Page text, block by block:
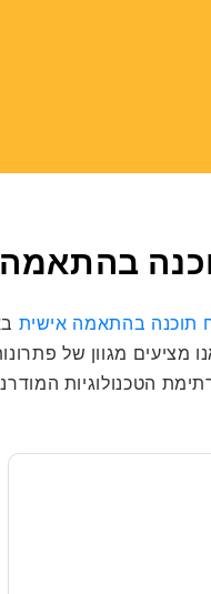
תוכנה בהתאמה אישית
מציעים מגוון של
הטכנולוגיות